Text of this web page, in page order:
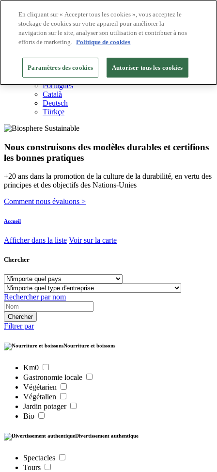
Destinations Biosphere
Entreprises Biosphere
Comment nous valorisons
FR
English
Español
Português
Català
Deutsch
Türkçe
Nous construisons des modèles durables et certifions
les bonnes pratiques
+20 ans dans la promotion de la culture de la durabilité, en vertu des
principes et des objectifs des Nations-Unies
Comment nous évaluons >
Accueil
Afficher dans la liste Voir sur la carte
Chercher
Rechercher par nom
Filtrer par
Nourriture et boissons
Km0
Gastronomie locale
Végétarien
Végétalien
Jardin potager
Bio
Divertissement authentique
Spectacles
Tours
En cliquant sur « Accepter tous les cookies », vous acceptez le
stockage de cookies sur votre appareil pour améliorer la
navigation sur le site, analyser son utilisation et contribuer à nos
efforts de marketing. Politique de cookies
Paramètres des cookies Autoriser tous les cookies